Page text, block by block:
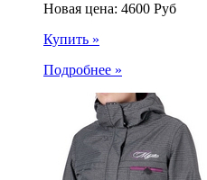
Новая цена: 4600 Руб
Купить »
Подробнее »